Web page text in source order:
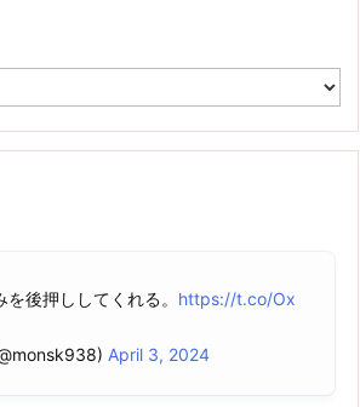
後押ししてくれる。 https://t.co/Ox
April 3, 2024